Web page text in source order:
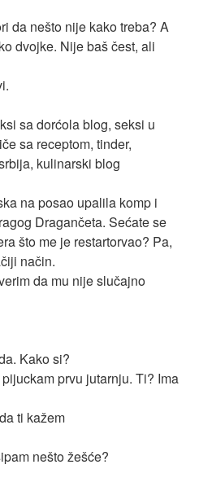
da nešto nije kako treba? A
dvojke. Nije baš čest, ali
na posao upalila komp i
Dragančeta. Sećate se
što me je restartorvao? Pa,
način.
da mu nije slučajno
Kako si?
prvu jutarnju. Ti? Ima
ti kažem
nešto žešće?